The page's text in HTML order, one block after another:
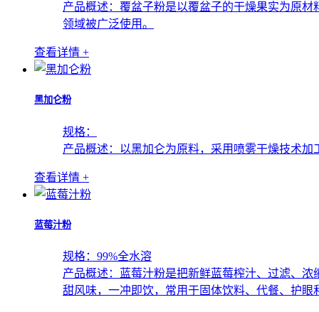
产品概述： 覆盆子粉是以覆盆子的干燥果实为原
领域被广泛使用。
查看详情 +
黑加仑粉
规格：
产品概述： 以黑加仑为原料，采用喷雾干燥技术
查看详情 +
蓝莓汁粉
规格： 99%全水溶
产品概述：
蓝莓汁粉是把新鲜蓝莓榨汁、过滤、
甜风味，一冲即饮，常用于固体饮料、代餐、护眼